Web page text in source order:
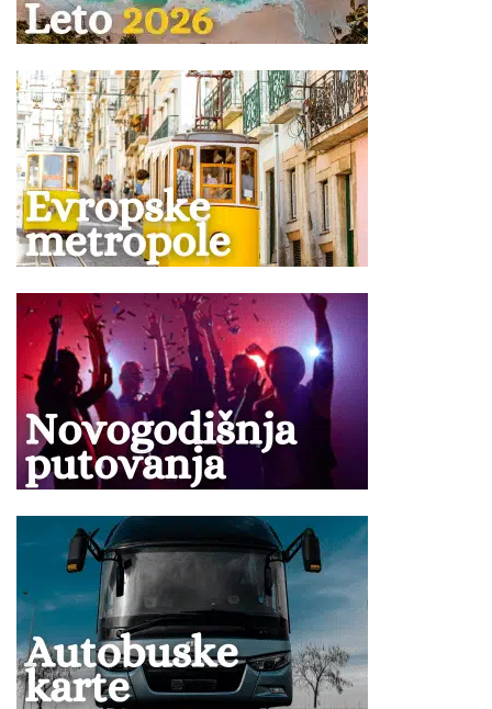
imovine, predmeta, ili za koje mi smatramo da su
nepodesni za prevoz zbog svoje težine, veličine, oblika
ili karaktera, ili koji su lomljivi ili isparivi, kao i predmeti sa
oštrim ili isturenim ivicama (npr. hrana koja nije
adekvatno pakovana, u skladu sa propisima; konzumno
ulje, kao i ostale zapaljive tečnosti; pesak i kamenje;
ćebad i jastuci; kuhinjsko posuđe i ostala oprema za
pripremu zimnice; stolice za plažu, životinje, kao i druga
roba koja nije za ličnu upotrebu).
Obeležite vaš prtljag: ime, prezime, telefon, kako bi u
Za zaboravljene stvari agencija kao prevoznik ne
odgovara.
Prtljag koji je primljen na prevoz biće obeležen
agencijskim nalepnicama.
Prtljag bez nalepnice neće biti primljen na prevoz.
Vaša je odgovornost da proverite da li je Vaš prtljag
unet ili iznet iz autobusa.
NAPOMENA za mesta u autobusu:Raspored sedenja u
prevoznom sredstvu određuje se kompjuterski u zavisnosti
od kapaciteta i tipa istog, i ne postoji mogućnost rezervacije
željenog sedišta.
Ukoliko Vam ponuda za Vila VAVEL Leptokaria ne odgovara
pogledajte ponudu ostalih smeštaja u letovalištu
u ostalim letovalištima uOlimpskoj regijiu severnom delu